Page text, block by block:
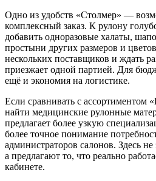
Одно из удобств «Столмер» —
комплексный заказ. К рулону
добавить одноразовые халаты,
простыни других размеров и
нескольких поставщиков и ждать
приезжает одной партией. Для
ещё и экономия на логистике.
Если сравнивать с ассортиментом
найти медицинские рулонные
предлагает более узкую
более точное понимание
администраторов салонов. Здесь
а предлагают то, что реально
кабинете.